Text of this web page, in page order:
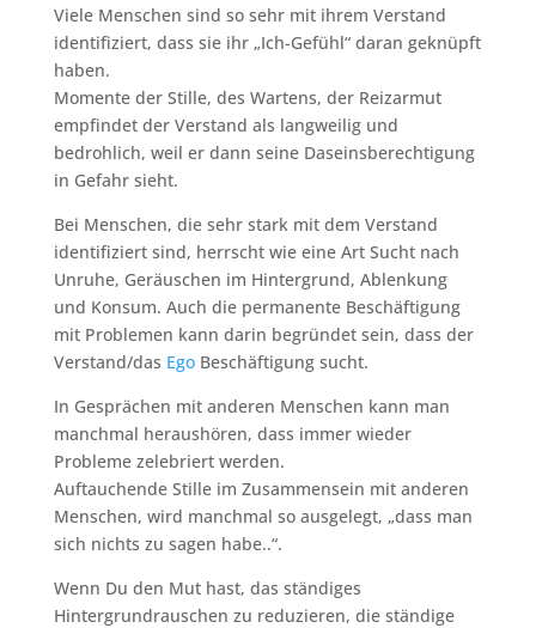
Viele Menschen sind so sehr mit ihrem Verstand
identifiziert, dass sie ihr „Ich-Gefühl“ daran geknüpft
haben.
Momente der Stille, des Wartens, der Reizarmut
empfindet der Verstand als langweilig und
bedrohlich, weil er dann seine Daseinsberechtigung
in Gefahr sieht.
Bei Menschen, die sehr stark mit dem Verstand
identifiziert sind, herrscht wie eine Art Sucht nach
Unruhe, Geräuschen im Hintergrund, Ablenkung
und Konsum. Auch die permanente Beschäftigung
mit Problemen kann darin begründet sein, dass der
Verstand/das EgoBeschäftigung sucht.
In Gesprächen mit anderen Menschen kann man
manchmal heraushören, dass immer wieder
Probleme zelebriert werden.
Auftauchende Stille im Zusammensein mit anderen
Menschen, wird manchmal so ausgelegt, „dass man
sich nichts zu sagen habe..“.
Wenn Du den Mut hast, das ständiges
Hintergrundrauschen zu reduzieren, die ständige